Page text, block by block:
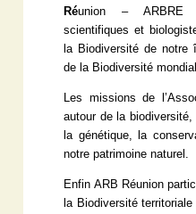
Réunion – ARBRE
scientifiques et
la Biodiversité de
de la Biodiversité
Les missions de
autour de la biodiversité,
la génétique, la
notre patrimoine naturel.
Enfin ARB Réunion
la Biodiversité